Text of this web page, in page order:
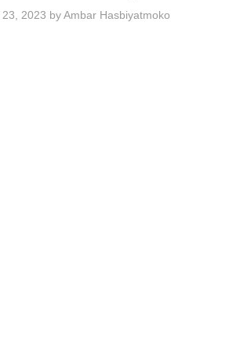
2023 byAmbar Hasbiyatmoko